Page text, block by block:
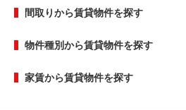
間取りから賃貸物件を探す
物件種別から賃貸物件を探す
家賃から賃貸物件を探す